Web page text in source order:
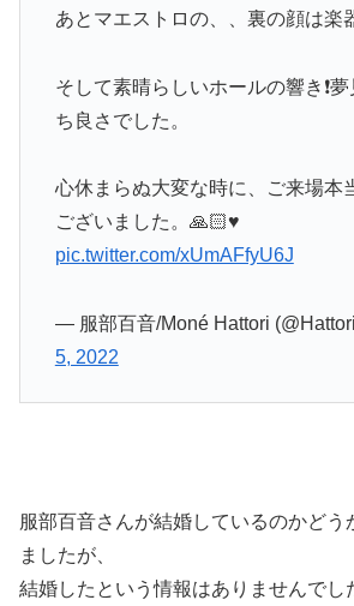
あとマエストロの、、裏の顔は楽
そして素晴らしいホールの響き❗️
ち良さでした。
心休まらぬ大変な時に、ご来場本
ございました。🙏🏻♥️
pic.twitter.com/xUmAFfyU6J
— 服部百音/Moné Hattori
5, 2022
服部百音さんが結婚しているのかどう
ましたが、
結婚したという情報はありませんでし